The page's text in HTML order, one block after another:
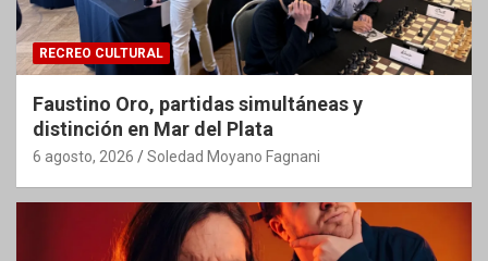
RECREO CULTURAL
Faustino Oro, partidas simultáneas y
distinción en Mar del Plata
6 agosto, 2026 Soledad Moyano Fagnani